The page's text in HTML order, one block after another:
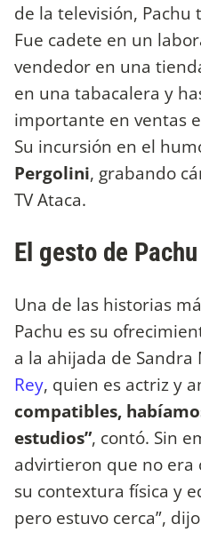
de la televisión, Pachu
Fue cadete en un
vendedor en una
en una tabacalera y
importante en ventas
Su incursión en el
Pergolini, grabando
TV Ataca.
El gesto de
Una de las historias
Pachu es su
a la ahijada de Sandra
Rey, quien es actriz y
compatibles,
estudios”, contó. Sin
advirtieron que no era
su contextura física y
pero estuvo cerca”,